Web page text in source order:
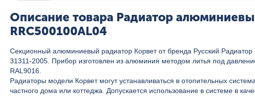
Описание товара Радиатор
RRC500100AL04
Секционный алюминиевый радиатор Корвет от бренда Русский Радиатор
31311-2005. Прибор изготовлен из алюминия методом литья под
RAL9016.
Радиаторы модели Корвет могут устанавливаться в отопительных
частного дома или коттеджа. Допускается использование в системе в